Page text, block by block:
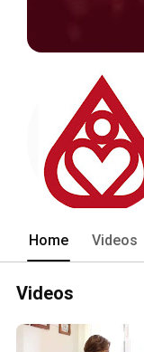
Home Videos
Videos